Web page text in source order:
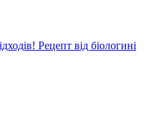
Рецепт від біологині